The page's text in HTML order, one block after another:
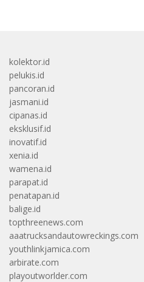
kolektor.id
pelukis.id
pancoran.id
jasmani.id
cipanas.id
eksklusif.id
inovatif.id
xenia.id
wamena.id
parapat.id
penatapan.id
balige.id
topthreenews.com
aaatrucksandautowreckings.com
youthlinkjamica.com
arbirate.com
playoutworlder.com